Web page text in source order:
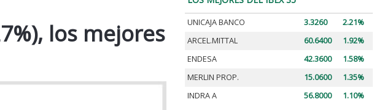
los mejores
UNICAJA BANCO 3.3260
2.21%
ARCEL.MITTAL
60.6400
1.92%
ENDESA
42.3600
1.58%
MERLIN PROP.
15.0600
1.35%
INDRA A
56.8000 1.10%